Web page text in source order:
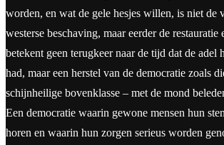
worden, en wat de gele hesjes willen, is niet de
westerse beschaving, maar eerder de restauratie
betekent geen terugkeer naar de tijd dat de adel
had, maar een herstel van de democratie zoals
schijnheilige bovenklasse – met de mond
Een democratie waarin gewone mensen hun
horen en waarin hun zorgen serieus worden